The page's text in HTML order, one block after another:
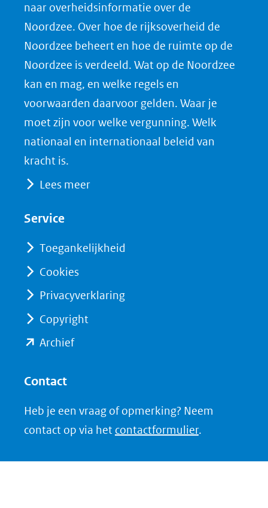
naar overheidsinformatie over de
Noordzee. Over hoe de rijksoverheid de
Noordzee beheert en hoe de ruimte op de
Noordzee is verdeeld. Wat op de Noordzee
kan en mag, en welke regels en
voorwaarden daarvoor gelden. Waar je
moet zijn voor welke vergunning. Welk
nationaal en internationaal beleid van
kracht is.
Lees meer
Service
Toegankelijkheid
Cookies
Privacyverklaring
Copyright
Archief(opent
(verwijst
naar
Contact
Heb je een vraag of opmerking? Neem
contact op via het contactformulier.